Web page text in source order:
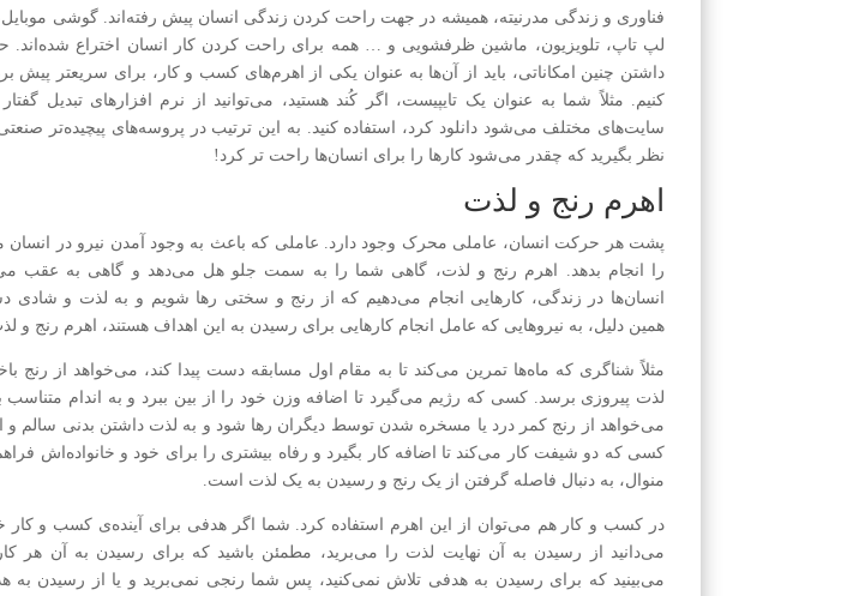
فناوری و زندگی مدرنیته، همیشه در جهت راحت کردن زندگی انسان پیش رفته‌اند. گوشی موبایل،
لپ تاپ، تلویزیون، ماشین ظرفشویی و … همه برای راحت کردن کار انسان اختراع شده‌اند. حالا
داشتن چنین امکاناتی، باید از آن‌ها به عنوان یکی از اهرم‌های کسب و کار، برای سریعتر پیش
کنیم. مثلاً شما به عنوان یک تایپیست، اگر کُند هستید، می‌توانید از نرم افزارهای تبدیل
سایت‌های مختلف می‌شود دانلود کرد، استفاده کنید. به این ترتیب در پروسه‌های پیچیده‌تر صنعتی
نظر بگیرید که چقدر می‌شود کارها را برای انسان‌ها راحت تر کرد!
اهرم رنج و لذت
پشت هر حرکت انسان، عاملی محرک وجود دارد. عاملی که باعث به وجود آمدن نیرو در انسان
را انجام بدهد. اهرم رنج و لذت، گاهی شما را به سمت جلو هل می‌دهد و گاهی به عقب
انسان‌ها در زندگی، کارهایی انجام می‌دهیم که از رنج و سختی رها شویم و به لذت و شادی
همین دلیل، به نیروهایی که عامل انجام کارهایی برای رسیدن به این اهداف هستند، اهرم رنج و
مثلاً شناگری که ماه‌ها تمرین می‌کند تا به مقام اول مسابقه دست پیدا کند، می‌خواهد از رنج
لذت پیروزی برسد. کسی که رژیم می‌گیرد تا اضافه وزن خود را از بین ببرد و به اندام
می‌خواهد از رنج کمر درد یا مسخره شدن توسط دیگران رها شود و به لذت داشتن بدنی سالم و
کسی که دو شیفت کار می‌کند تا اضافه کار بگیرد و رفاه بیشتری را برای خود و خانواده‌اش
منوال، به دنبال فاصله گرفتن از یک رنج و رسیدن به یک لذت است.
در کسب و کار هم می‌توان از این اهرم استفاده کرد. شما اگر هدفی برای آینده‌ی کسب و کار
می‌دانید از رسیدن به آن نهایت لذت را می‌برید، مطمئن باشید که برای رسیدن به آن هر
می‌بینید که برای رسیدن به هدفی تلاش نمی‌کنید، پس شما رنجی نمی‌برید و یا از رسیدن به